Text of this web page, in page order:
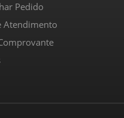
Pedido
Atendimento